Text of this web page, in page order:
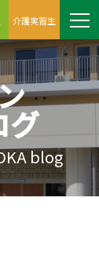
介護実習生
グ
blog